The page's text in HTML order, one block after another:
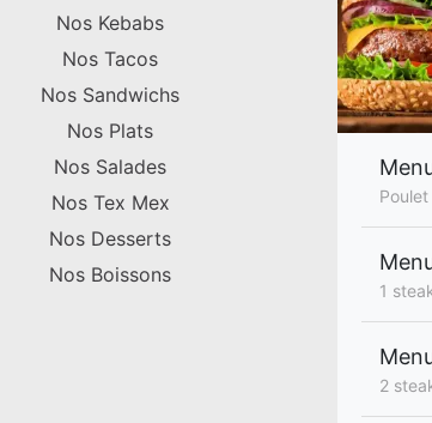
Nos Kebabs
Nos Tacos
Nos Sandwichs
Nos Plats
Nos Salades
Nos Tex Mex
Nos Desserts
Nos Boissons
1
2